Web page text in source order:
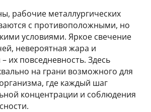
рабочие металлургических
с противоположными, но
условиями. Яркое свечение
невероятная жара и
их повседневность. Здесь
на грани возможного для
где каждый шаг
концентрации и соблюдения